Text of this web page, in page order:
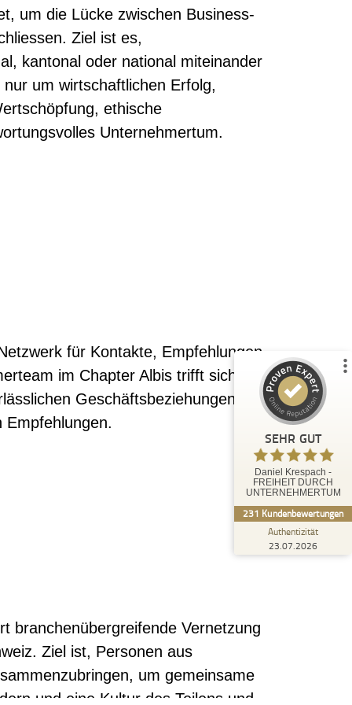
um die Lücke zwischen Business-
Ziel ist es,
kantonal oder national miteinander
um wirtschaftlichen Erfolg,
ethische
Unternehmertum.
für Kontakte, Empfehlungen
im Chapter Albis trifft sich
Geschäftsbeziehungen
Empfehlungen.
branchenübergreifende Vernetzung
Ziel ist, Personen aus
um gemeinsame
und eine Kultur des Teilens und
SEHR GUT
Daniel Krespach -
FREIHEIT DURCH
UNTERNEHMERTUM
231 Kundenbewertungen
Authentizität
23.07.2026
217
Bewertungen auf
ProvenExpert.com
14
Bewertungen von
1
anderen Quelle
Blick aufs ProvenExpert-Profil werfen
Anonym
4,50